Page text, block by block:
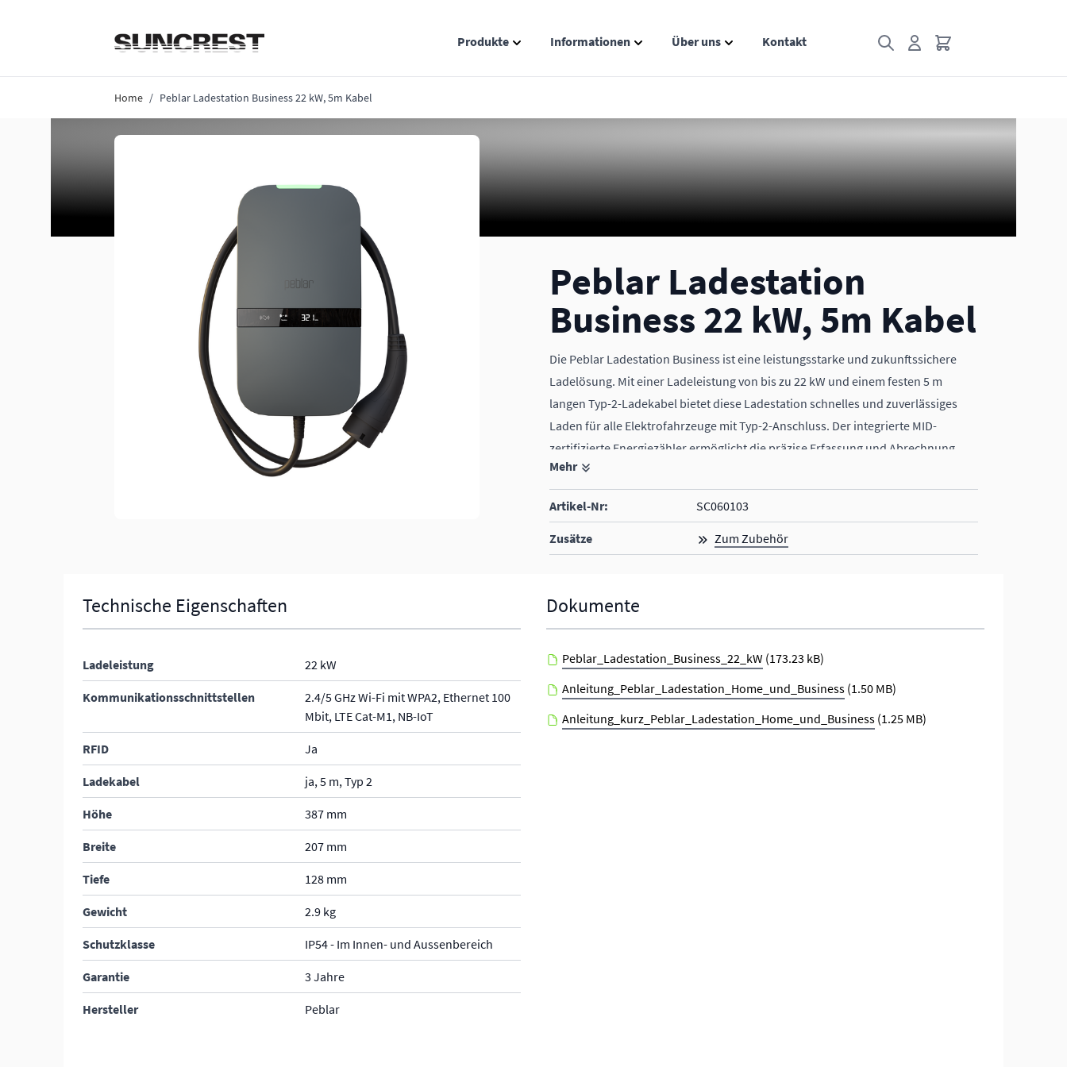
Produkte
Informationen
Über uns
Kontakt
Home / Peblar Ladestation Business 22 kW, 5m Kabel
Peblar Ladestation
Business 22 kW, 5m Kabel
Die Peblar Ladestation Business ist eine leistungsstarke und zukunftssichere
Ladelösung. Mit einer Ladeleistung von bis zu 22 kW und einem festen 5 m
langen Typ-2-Ladekabel bietet diese Ladestation schnelles und zuverlässiges
Laden für alle Elektrofahrzeuge mit Typ-2-Anschluss. Der integrierte MID-
zertifizierte Energiezähler ermöglicht die präzise Erfassung und Abrechnung
der Ladekosten.
22 kW
Kabellänge 5 m
inkl. RFID
ISO 15118, bidirektional
Mehr
Artikel-Nr: SC060103
Zusätze Zum Zubehör
Technische Eigenschaften
Ladeleistung 22 kW
Kommunikationsschnittstellen
2.4/5 GHz Wi-Fi mit WPA2, Ethernet 100
Mbit, LTE Cat-M1, NB-IoT
RFID Ja
Ladekabel ja, 5 m, Typ 2
Höhe 387 mm
Breite 207 mm
Tiefe 128 mm
Gewicht 2.9 kg
Schutzklasse IP54 - Im Innen- und Aussenbereich
Garantie 3 Jahre
Hersteller Peblar
Dokumente
Peblar_Ladestation_Business_22_kW (173.23 kB)
Anleitung_Peblar_Ladestation_Home_und_Business (1.50 MB)
Anleitung_kurz_Peblar_Ladestation_Home_und_Business (1.25 MB)